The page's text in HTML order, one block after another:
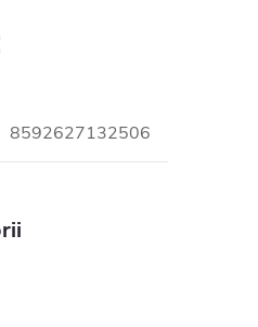
8592627132506